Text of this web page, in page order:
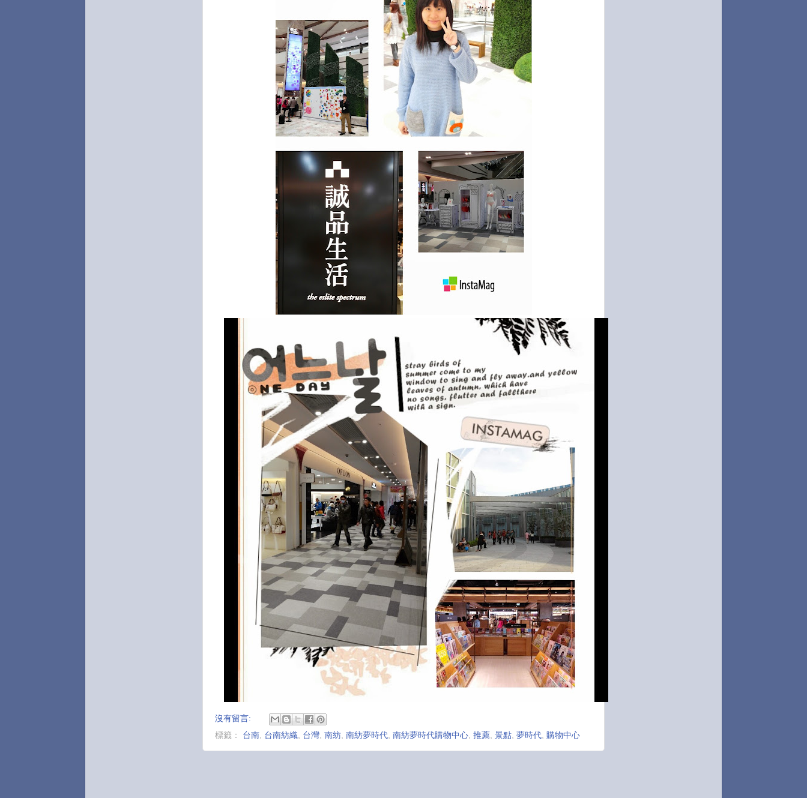
沒有留言:
標籤： 台南 台南紡織 台灣 南紡 南紡夢時代 南紡夢時代購物中心 推薦 景點 夢時代 購物中心